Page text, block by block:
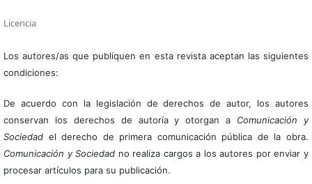
Licencia
Los autores/as que publiquen en esta revista aceptan las siguientes
condiciones:
De acuerdo con la legislación de derechos de autor, los autores
conservan los derechos de autoría y otorgan a Comunicación y
Sociedadel derecho de primera comunicación pública de la obra.
Comunicación y Sociedad no realiza cargos a los autores por enviar y
procesar artículos para su publicación.